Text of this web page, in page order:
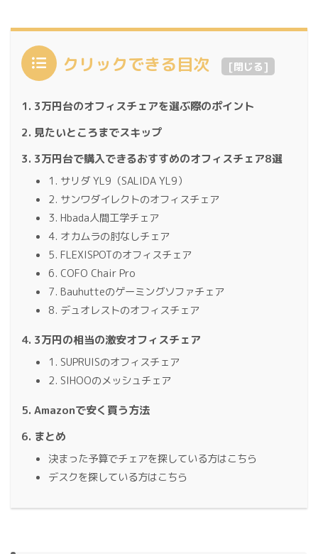
クリックできる目次 [閉じる]
3万円台のオフィスチェアを選ぶ際のポイント
見たいところまでスキップ
3万円台で購入できるおすすめのオフィスチェア8選
1. サリダ YL9（SALIDA YL9）
2. サンワダイレクトのオフィスチェア
3. Hbada人間工学チェア
4. オカムラの肘なしチェア
5. FLEXISPOTのオフィスチェア
6. COFO Chair Pro
7. Bauhutteのゲーミングソファチェア
8. デュオレストのオフィスチェア
3万円の相当の激安オフィスチェア
1. SUPRUISのオフィスチェア
2. SIHOOのメッシュチェア
Amazonで安く買う方法
まとめ
決まった予算でチェアを探している方はこちら
デスクを探している方はこちら